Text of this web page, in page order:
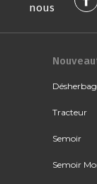
nous
Tracteur
Semoir
Semoir